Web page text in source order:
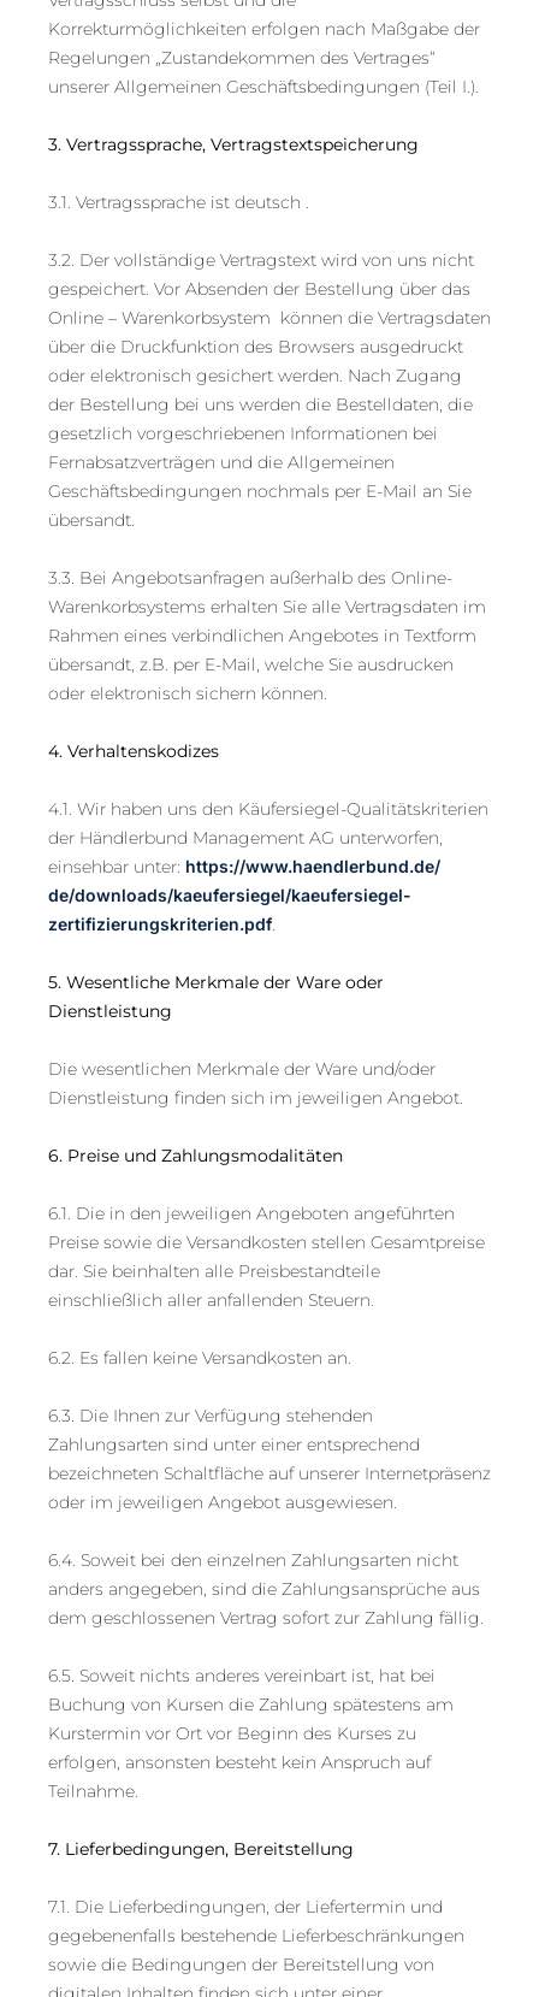
Korrekturmöglichkeiten erfolgen nach Maßgabe der
Regelungen „Zustandekommen des Vertrages“
unserer Allgemeinen Geschäftsbedingungen (Teil I.).
3. Vertragssprache, Vertragstextspeicherung
3.1. Vertragssprache ist deutsch .
3.2. Der vollständige Vertragstext wird von uns nicht
gespeichert. Vor Absenden der Bestellung über das
Online – Warenkorbsystem können die Vertragsdaten
über die Druckfunktion des Browsers ausgedruckt
oder elektronisch gesichert werden. Nach Zugang
der Bestellung bei uns werden die Bestelldaten, die
gesetzlich vorgeschriebenen Informationen bei
Fernabsatzverträgen und die Allgemeinen
Geschäftsbedingungen nochmals per E-Mail an Sie
übersandt.
3.3. Bei Angebotsanfragen außerhalb des Online-
Warenkorbsystems erhalten Sie alle Vertragsdaten im
Rahmen eines verbindlichen Angebotes in Textform
übersandt, z.B. per E-Mail, welche Sie ausdrucken
oder elektronisch sichern können.
4. Verhaltenskodizes
4.1. Wir haben uns den Käufersiegel-Qualitätskriterien
der Händlerbund Management AG unterworfen,
einsehbar unter: https://www.haendlerbund.de/
de/downloads/kaeufersiegel/kaeufersiegel-
zertifizierungskriterien.pdf.
5. Wesentliche Merkmale der Ware oder
Dienstleistung
Die wesentlichen Merkmale der Ware und/oder
Dienstleistung finden sich im jeweiligen Angebot.
6. Preise und Zahlungsmodalitäten
6.1. Die in den jeweiligen Angeboten angeführten
Preise sowie die Versandkosten stellen Gesamtpreise
dar. Sie beinhalten alle Preisbestandteile
einschließlich aller anfallenden Steuern.
6.2. Es fallen keine Versandkosten an.
6.3. Die Ihnen zur Verfügung stehenden
Zahlungsarten sind unter einer entsprechend
bezeichneten Schaltfläche auf unserer Internetpräsenz
oder im jeweiligen Angebot ausgewiesen.
6.4. Soweit bei den einzelnen Zahlungsarten nicht
anders angegeben, sind die Zahlungsansprüche aus
dem geschlossenen Vertrag sofort zur Zahlung fällig.
6.5. Soweit nichts anderes vereinbart ist, hat bei
Buchung von Kursen die Zahlung spätestens am
Kurstermin vor Ort vor Beginn des Kurses zu
erfolgen, ansonsten besteht kein Anspruch auf
Teilnahme.
7. Lieferbedingungen, Bereitstellung
7.1. Die Lieferbedingungen, der Liefertermin und
gegebenenfalls bestehende Lieferbeschränkungen
sowie die Bedingungen der Bereitstellung von